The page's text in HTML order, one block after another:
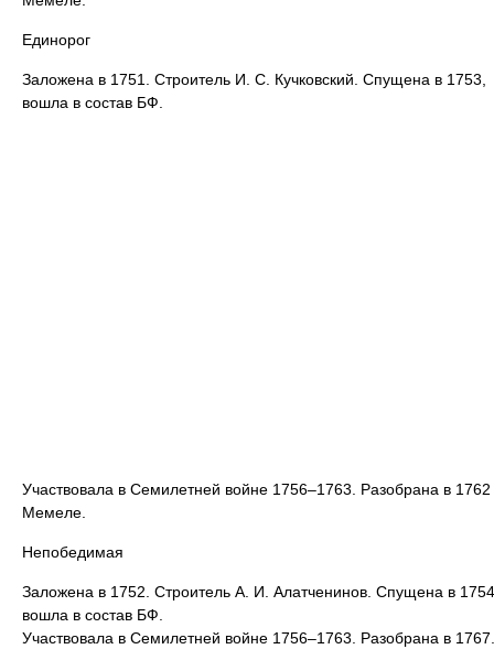
Единорог
Заложена в 1751. Строитель И. С. Кучковский. Спущена в 1753,
вошла в состав БФ.
Участвовала в Семилетней войне 1756–1763. Разобрана в 1762
Мемеле.
Непобедимая
Заложена в 1752. Строитель А. И. Алатченинов. Спущена в
вошла в состав БФ.
Участвовала в Семилетней войне 1756–1763. Разобрана в 1767.